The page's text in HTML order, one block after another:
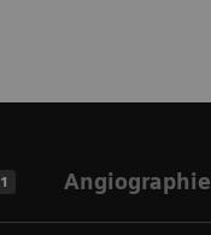
Angiographie